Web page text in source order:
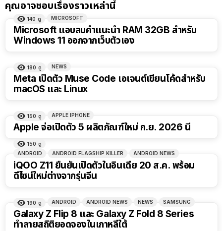
คุณอาจชอบเรื่องราวเหล่านี้
140 ดู MICROSOFT
Microsoft แอบลบคำแนะนำ RAM 32GB สำหรับ
Windows 11 ออกจากเว็บตัวเอง
180 ดู NEWS
Meta เปิดตัว Muse Code เอเจนต์เขียนโค้ดสำหรับ
macOS และ Linux
150 ดู APPLE IPHONE
Apple จ่อเปิดตัว 5 ผลิตภัณฑ์ใหม่ ก.ย. 2026 นี้
150 ดู
ANDROID
ANDROID FLAGSHIP KILLER ANDROID NEWS
iQOO Z11 ยืนยันเปิดตัวในอินเดีย 20 ส.ค. พร้อม
ดีไซน์ใหม่ต่างจากรุ่นจีน
190 ดู ANDROID ANDROID NEWS NEWS SAMSUNG
Galaxy Z Flip 8 และ Galaxy Z Fold 8 Series
ทำลายสถิติยอดจองในเกาหลีใต้